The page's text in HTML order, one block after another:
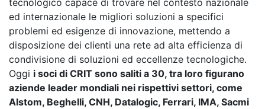
tecnologico capace di trovare nel contesto nazionale
ed internazionale le migliori soluzioni a specifici
problemi ed esigenze di innovazione, mettendo a
disposizione dei clienti una rete ad alta efficienza di
condivisione di soluzioni ed eccellenze tecnologiche.
Oggi i soci di CRIT sono saliti a 30, tra loro figurano
aziende leader mondiali nei rispettivi settori, come
Alstom, Beghelli, CNH, Datalogic, Ferrari, IMA, Sacmi